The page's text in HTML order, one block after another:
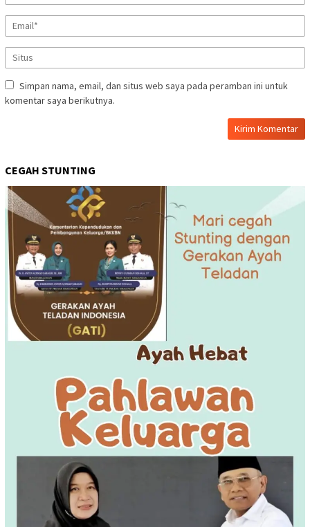
Simpan nama, email, dan situs web saya pada peramban ini untuk
komentar saya berikutnya.
CEGAH STUNTING